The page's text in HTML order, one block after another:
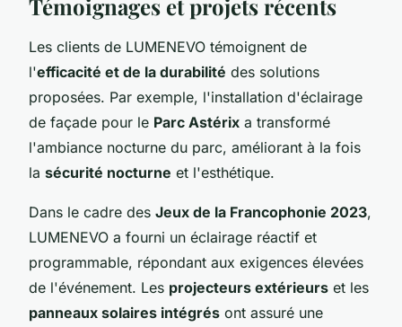
Témoignages et projets récents
Les clients de LUMENEVO témoignent de
l'efficacité et de la durabilité des solutions
proposées. Par exemple, l'installation d'éclairage
de façade pour le Parc Astérix a transformé
l'ambiance nocturne du parc, améliorant à la fois
la sécurité nocturne et l'esthétique.
Dans le cadre des Jeux de la Francophonie 2023,
LUMENEVO a fourni un éclairage réactif et
programmable, répondant aux exigences élevées
de l'événement. Les projecteurs extérieurs et les
panneaux solaires intégrés ont assuré une